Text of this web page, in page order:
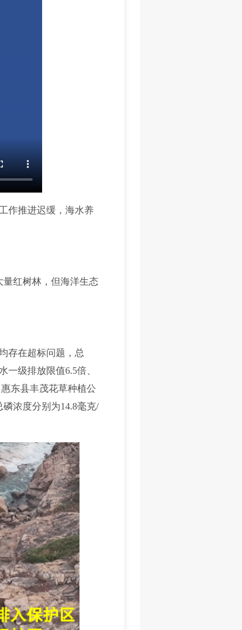
作推进迟缓，海水养
红树林，但海洋生态
存在超标问题，总
一级排放限值6.5倍、
东县丰茂花草种植公
浓度分别为14.8毫克/